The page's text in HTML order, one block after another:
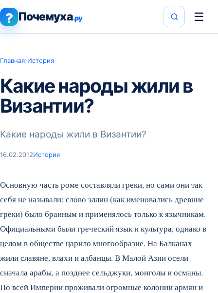
? Почемуха.ру ☰
Главная›История
Какие народы жили в
Византии?
Какие народы жили в Византии?
16.02.2012История
Основную часть роме составляли греки, но сами они так
себя не называли: слово эллин (как именовались древние
греки) было бранным и применялось только к язычникам.
Официальными были греческий язык и культура, однако в
целом в обществе царило многообразие. На Балканах
жили славяне, влахи и албанцы. В Малой Азии осели
сначала арабы, а позднее сельджуки, монголы и османы.
По всей Империи проживали огромные колонии армян и